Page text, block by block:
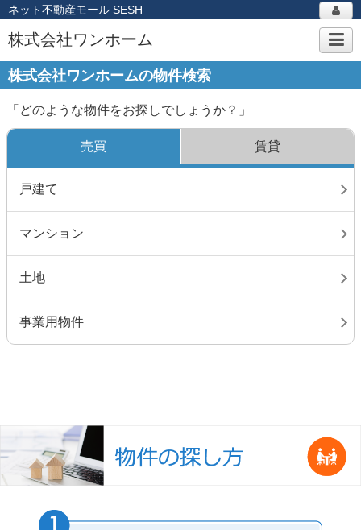
ネット不動産モール SESH
株式会社ワンホーム
株式会社ワンホームの物件検索
「どのような物件をお探しでしょうか？」
売買 賃貸
戸建て
マンション
土地
事業用物件